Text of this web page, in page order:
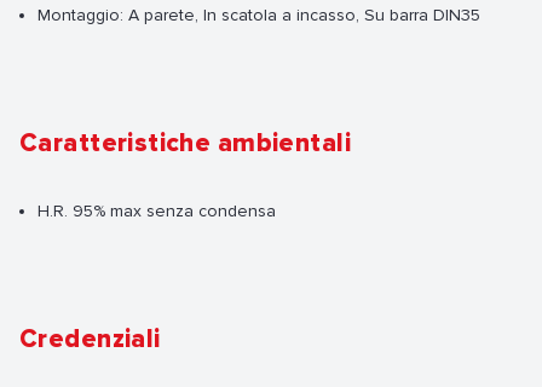
Montaggio: A parete, In scatola a incasso, Su barra DIN35
Caratteristiche ambientali
H.R. 95% max senza condensa
Credenziali